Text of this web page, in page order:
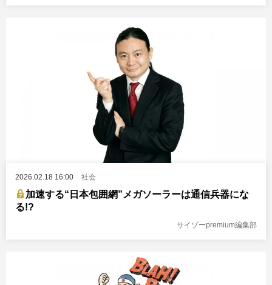
2026.02.18 16:00 社会
加速する“日本包囲網”メガソーラーは通信兵器にな
る!?
サイゾーpremium編集部